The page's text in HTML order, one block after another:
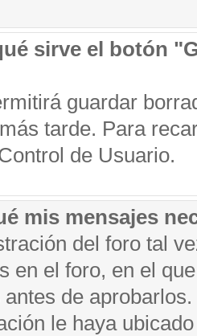
sirve el botón
guardar
tarde. Para
de Usuario.
mis mensajes
del foro tal
en el foro, en el
de
le haya